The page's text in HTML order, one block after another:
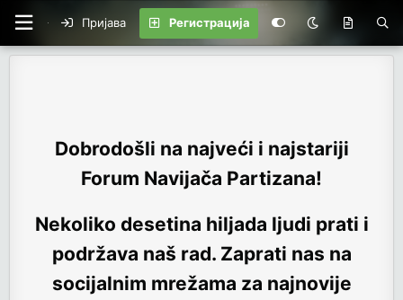
Пријава Регистрација
Dobrodošli na najveći i najstariji
Forum Navijača Partizana!
Nekoliko desetina hiljada ljudi prati i
podržava naš rad. Zaprati nas na
socijalnim mrežama za najnovije